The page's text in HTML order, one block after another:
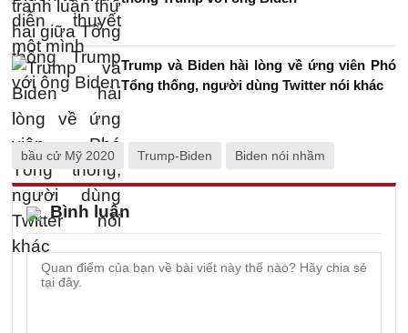
Trump và Biden hài lòng về ứng viên Phó
Tổng thống, người dùng Twitter nói khác
bầu cử Mỹ 2020 Trump-Biden Biden nói nhầm
Bình luận